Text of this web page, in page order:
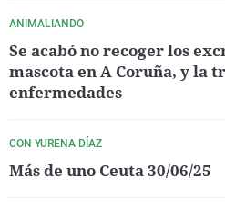
ANIMALIANDO
Se acabó no recoger los
mascota en A Coruña, y la
enfermedades
CON YURENA DÍAZ
Más de uno Ceuta 30/06/25